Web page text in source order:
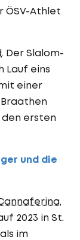
ÖSV-Athlet
. Der Slalom-
Lauf eins
einer
Braathen
ersten
und die
,
2023 in St.
im